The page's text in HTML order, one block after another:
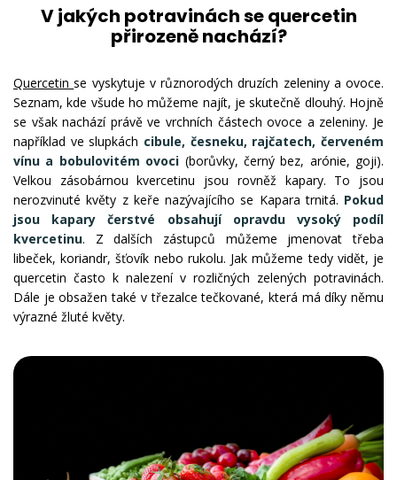
V jakých potravinách se quercetin
přirozeně nachází?
Quercetinse vyskytuje v různorodých druzích zeleniny a ovoce.
Seznam, kde všude ho můžeme najít, je skutečně dlouhý. Hojně
se však nachází právě ve vrchních částech ovoce a zeleniny. Je
například ve slupkách cibule, česneku, rajčatech, červeném
vínu a bobulovitém ovoci (borůvky, černý bez, arónie, goji).
Velkou zásobárnou kvercetinu jsou rovněž kapary. To jsou
nerozvinuté květy z keře nazývajícího se Kapara trnitá. Pokud
jsou kapary čerstvé obsahují opravdu vysoký podíl
kvercetinu. Z dalších zástupců můžeme jmenovat třeba
libeček, koriandr, šťovík nebo rukolu. Jak můžeme tedy vidět, je
quercetin často k nalezení v rozličných zelených potravinách.
Dále je obsažen také v třezalce tečkované, která má díky němu
výrazné žluté květy.